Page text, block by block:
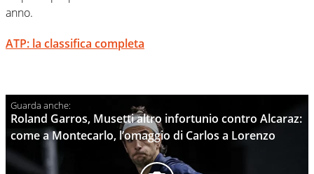
anno.
ATP: la classifica completa
Roland Garros, Musetti altro infortunio contro Alcaraz:
come a Montecarlo, l’omaggio di Carlos a Lorenzo